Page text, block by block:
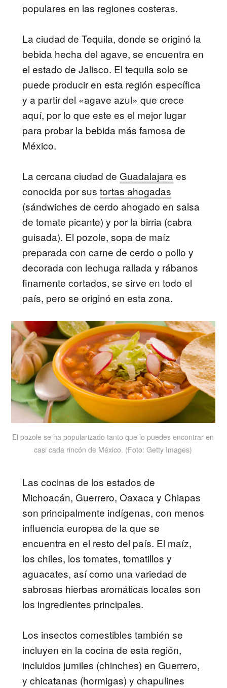
populares en las regiones costeras.
La ciudad de Tequila, donde se originó la
bebida hecha del agave, se encuentra en
el estado de Jalisco. El tequila solo se
puede producir en esta región específica
y a partir del «agave azul» que crece
aquí, por lo que este es el mejor lugar
para probar la bebida más famosa de
México.
La cercana ciudad de Guadalajara es
conocida por sustortas ahogadas
(sándwiches de cerdo ahogado en salsa
de tomate picante) y por la birria (cabra
guisada). El pozole, sopa de maíz
preparada con carne de cerdo o pollo y
decorada con lechuga rallada y rábanos
finamente cortados, se sirve en todo el
país, pero se originó en esta zona.
El pozole se ha popularizado tanto que lo puedes encontrar en
casi cada rincón de México. (Foto: Getty Images)
Las cocinas de los estados de
Michoacán, Guerrero, Oaxaca y Chiapas
son principalmente indígenas, con menos
influencia europea de la que se
encuentra en el resto del país. El maíz,
los chiles, los tomates, tomatillos y
aguacates, así como una variedad de
sabrosas hierbas aromáticas locales son
los ingredientes principales.
Los insectos comestibles también se
incluyen en la cocina de esta región,
incluidos jumiles (chinches) en Guerrero,
y chicatanas (hormigas) y chapulines